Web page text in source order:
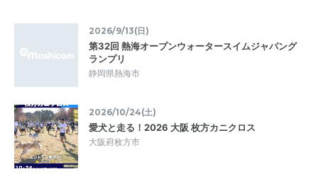
2026/9/13(日)
第32回 熱海オープンウォータースイムジャパング
ランプリ
静岡県熱海市
2026/10/24(土)
愛犬と走る！2026 大阪 枚方カニクロス
大阪府枚方市